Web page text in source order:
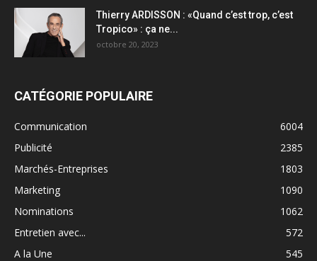
Thierry ARDISSON : «Quand c’est trop, c’est
Tropico» : ça ne...
octobre 20, 2023
CATÉGORIE POPULAIRE
Communication
6004
Publicité
2385
Marchés-Entreprises
1803
Marketing
1090
Nominations
1062
Entretien avec...
572
A la Une
545